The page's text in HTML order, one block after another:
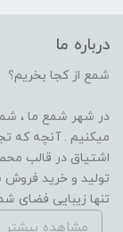
درباره ما
شمع از کجا بخریم؟
در شهر شمع ما ،
میکنیم . آنچه که
اشتیاق در قالب
تولید و خرید
تنها زیبایی فضای
مشاهده بیشتر